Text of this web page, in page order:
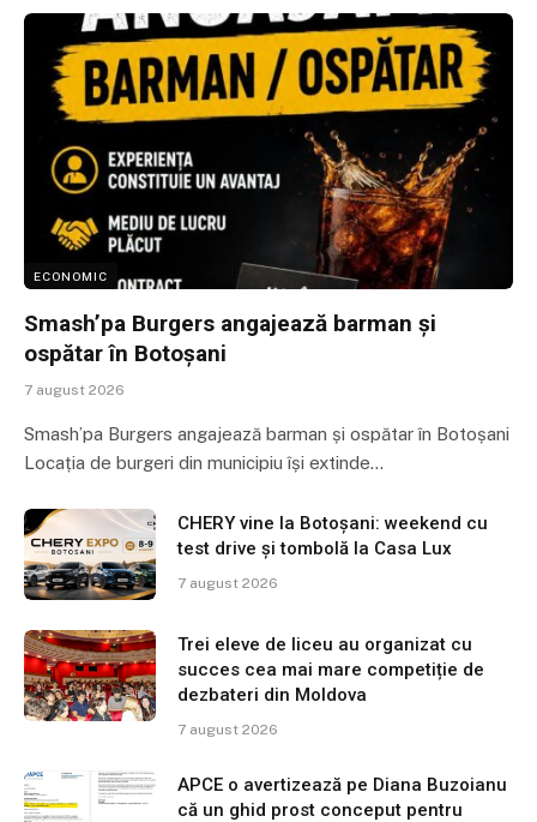
ECONOMIC
Smash’pa Burgers angajează barman și
ospătar în Botoșani
7 august 2026
Smash’pa Burgers angajează barman și ospătar în Botoșani
Locația de burgeri din municipiu își extinde…
CHERY vine la Botoșani: weekend cu
test drive și tombolă la Casa Lux
7 august 2026
Trei eleve de liceu au organizat cu
succes cea mai mare competiție de
dezbateri din Moldova
7 august 2026
APCE o avertizează pe Diana Buzoianu
că un ghid prost conceput pentru